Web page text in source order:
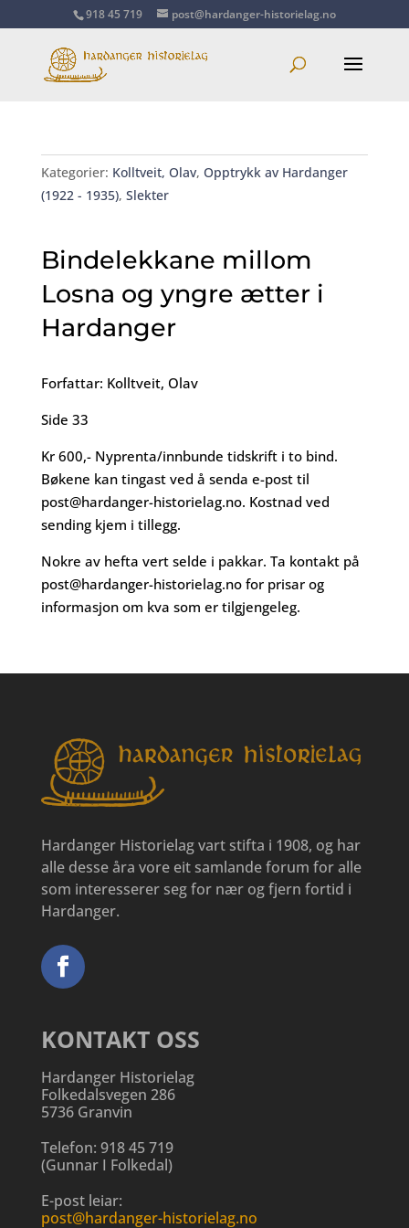
918 45 719 post@hardanger-historielag.no
Kategorier: Kolltveit, Olav, Opptrykk av Hardanger
(1922 - 1935), Slekter
Bindelekkane millom
Losna og yngre ætter i
Hardanger
Forfattar: Kolltveit, Olav
Side 33
Kr 600,- Nyprenta/innbunde tidskrift i to bind.
Bøkene kan tingast ved å senda e-post til
post@hardanger-historielag.no. Kostnad ved
sending kjem i tillegg.
Nokre av hefta vert selde i pakkar. Ta kontakt på
post@hardanger-historielag.nofor prisar og
informasjon om kva som er tilgjengeleg.
Hardanger Historielag vart stifta i 1908, og har
alle desse åra vore eit samlande forum for alle
som interesserer seg for nær og fjern fortid i
Hardanger.
KONTAKT OSS
Hardanger Historielag
Folkedalsvegen 286
5736 Granvin
Telefon: 918 45 719
(Gunnar I Folkedal)
E-post leiar:
post@hardanger-historielag.no